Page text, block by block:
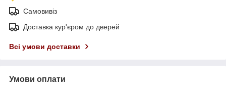
Самовивіз
Доставка кур'єром до дверей
Всі умови доставки
Умови оплати